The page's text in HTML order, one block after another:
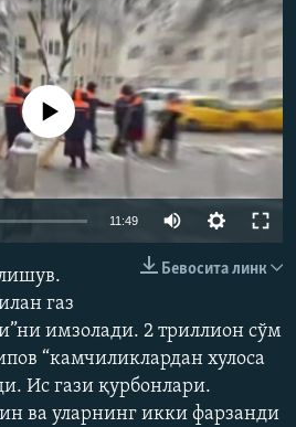
480p
1080p
манба мавжуд эмас
11:49
480p
1080p
Бевосита линк
газ
имзолади. 2 триллион сўм
“камчиликлардан хулоса
Ис гази қурбонлари.
ва уларнинг икки фарзанди